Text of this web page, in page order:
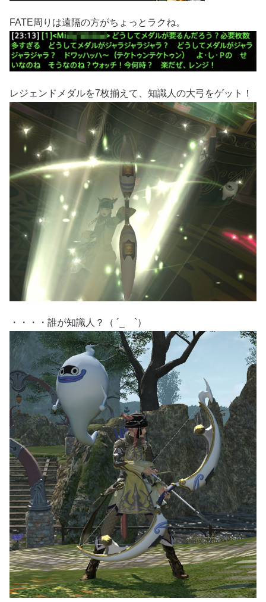
FATE周りは遠隔の方がちょっとラクね。
レジェンドメダルを7枚揃えて、知識人の大弓をゲット！
・・・・誰が知識人？（ ´_ゝ`）